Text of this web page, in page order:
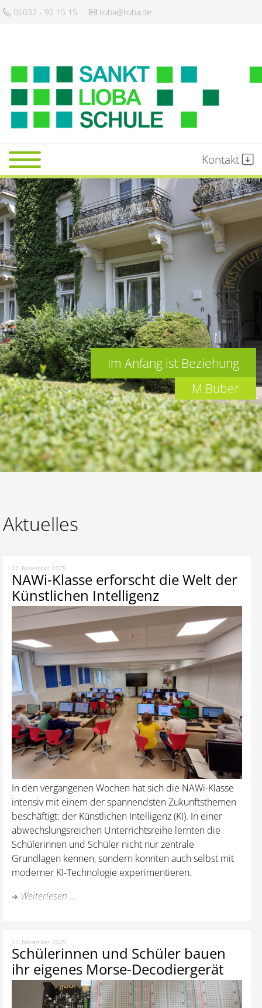
06032 - 92 15 15 lioba@lioba.de
Startseite
Schule
Gemeinschaft
Lernen
Kalender
Kontakt
Im Anfang ist Beziehung
M.Buber
Aktuelles
17. November 2025
NAWi-Klasse erforscht die Welt der
Künstlichen Intelligenz
In den vergangenen Wochen hat sich die NAWi-Klasse
intensiv mit einem der spannendsten Zukunftsthemen
beschäftigt: der Künstlichen Intelligenz (KI). In einer
abwechslungsreichen Unterrichtsreihe lernten die
Schülerinnen und Schüler nicht nur zentrale
Grundlagen kennen, sondern konnten auch selbst mit
moderner KI-Technologie experimentieren.
Weiterlesen ...
17. November 2025
Schülerinnen und Schüler bauen
ihr eigenes Morse-Decodiergerät